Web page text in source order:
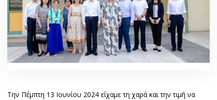
Την Πέμπτη 13 Ιουνίου 2024 είχαμε τη χαρά και την τιμή να